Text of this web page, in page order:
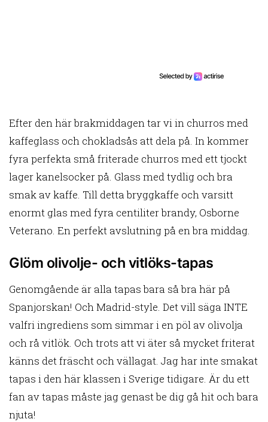
Efter den här brakmiddagen tar vi in churros med
kaffeglass och chokladsås att dela på. In kommer
fyra perfekta små friterade churros med ett tjockt
lager kanelsocker på. Glass med tydlig och bra
smak av kaffe. Till detta bryggkaffe och varsitt
enormt glas med fyra centiliter brandy, Osborne
Veterano. En perfekt avslutning på en bra middag.
Glöm olivolje- och vitlöks-tapas
Genomgående är alla tapas bara så bra här på
Spanjorskan! Och Madrid-style. Det vill säga INTE
valfri ingrediens som simmar i en pöl av olivolja
och rå vitlök. Och trots att vi äter så mycket friterat
känns det fräscht och vällagat. Jag har inte smakat
tapas i den här klassen i Sverige tidigare. Är du ett
fan av tapas måste jag genast be dig gå hit och bara
njuta!